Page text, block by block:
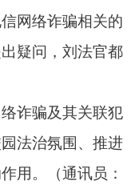
网络诈骗相关的
疑问，刘法官都
诈骗及其关联犯
法治氛围、推进
用。（通讯员：